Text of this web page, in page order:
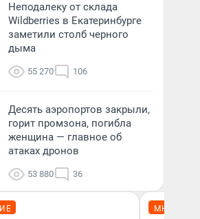
Неподалеку от склада
Wildberries в Екатеринбурге
заметили столб черного
дыма
55 270 106
Десять аэропортов закрыли,
горит промзона, погибла
женщина — главное об
атаках дронов
53 880 36
МНЕНИЕ